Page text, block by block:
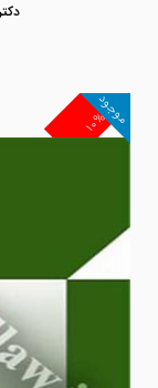
۱۰%
موجود